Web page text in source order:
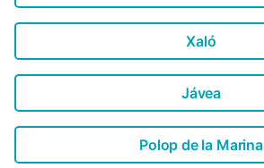
Xaló
Jávea
Polop de la Marina